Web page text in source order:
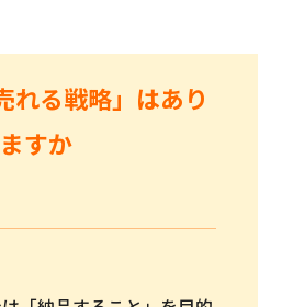
れる戦略」はあり
ますか